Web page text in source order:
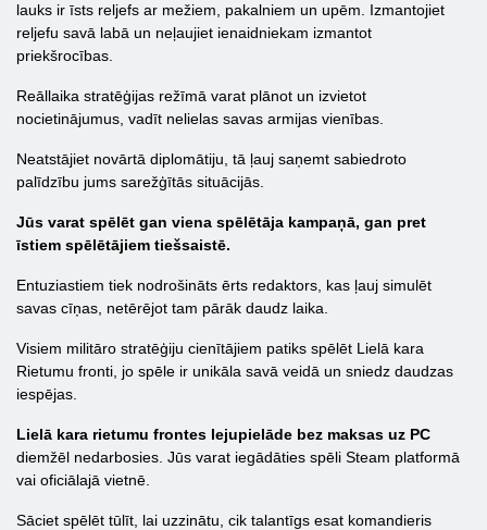
lauks ir īsts reljefs ar mežiem, pakalniem un upēm. Izmantojiet
reljefu savā labā un neļaujiet ienaidniekam izmantot
priekšrocības.
Reāllaika stratēģijas režīmā varat plānot un izvietot
nocietinājumus, vadīt nelielas savas armijas vienības.
Neatstājiet novārtā diplomātiju, tā ļauj saņemt sabiedroto
palīdzību jums sarežģītās situācijās.
Jūs varat spēlēt gan viena spēlētāja kampaņā, gan pret
īstiem spēlētājiem tiešsaistē.
Entuziastiem tiek nodrošināts ērts redaktors, kas ļauj simulēt
savas cīņas, netērējot tam pārāk daudz laika.
Visiem militāro stratēģiju cienītājiem patiks spēlēt Lielā kara
Rietumu fronti, jo spēle ir unikāla savā veidā un sniedz daudzas
iespējas.
Lielā kara rietumu frontes lejupielāde bez maksas uz PC
diemžēl nedarbosies. Jūs varat iegādāties spēli Steam platformā
vai oficiālajā vietnē.
Sāciet spēlēt tūlīt, lai uzzinātu, cik talantīgs esat komandieris